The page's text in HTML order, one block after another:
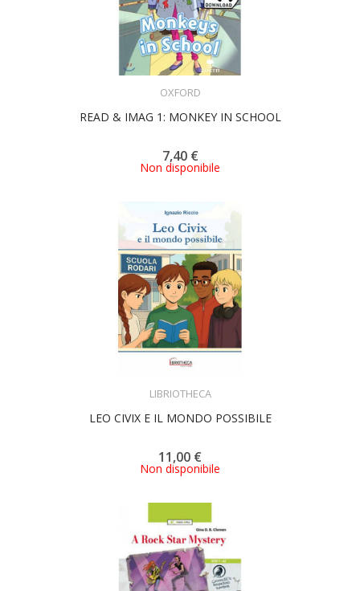
OXFORD
READ & IMAG 1: MONKEY IN SCHOOL
7,40 €
Non disponibile
LIBRIOTHECA
LEO CIVIX E IL MONDO POSSIBILE
11,00 €
Non disponibile